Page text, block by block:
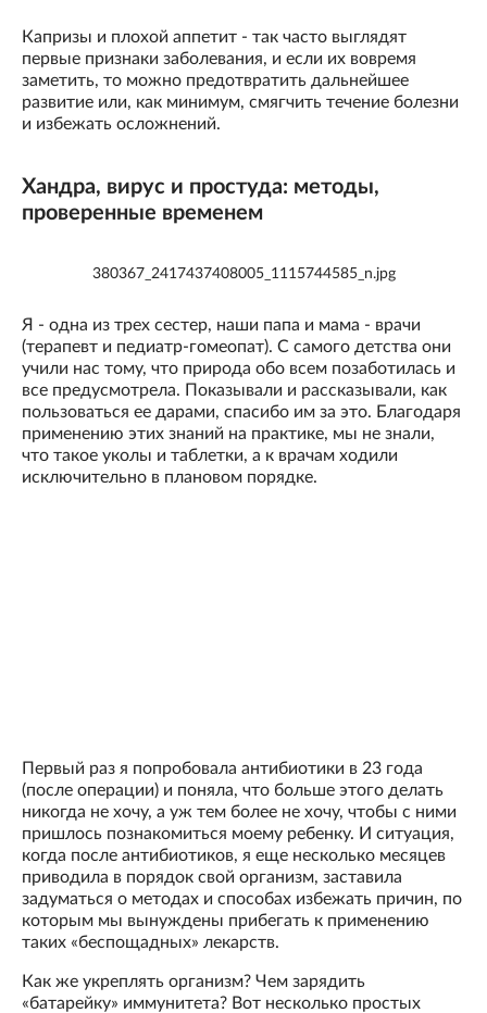
Капризы и плохой аппетит - так часто выглядят
первые признаки заболевания, и если их вовремя
заметить, то можно предотвратить дальнейшее
развитие или, как минимум, смягчить течение болезни
и избежать осложнений.
Хандра, вирус и простуда: методы,
проверенные временем
380367_2417437408005_1115744585_n.jpg
Я - одна из трех сестер, наши папа и мама - врачи
(терапевт и педиатр-гомеопат). С самого детства они
учили нас тому, что природа обо всем позаботилась и
все предусмотрела. Показывали и рассказывали, как
пользоваться ее дарами, спасибо им за это. Благодаря
применению этих знаний на практике, мы не знали,
что такое уколы и таблетки, а к врачам ходили
исключительно в плановом порядке.
Первый раз я попробовала антибиотики в 23 года
(после операции) и поняла, что больше этого делать
никогда не хочу, а уж тем более не хочу, чтобы с ними
пришлось познакомиться моему ребенку. И ситуация,
когда после антибиотиков, я еще несколько месяцев
приводила в порядок свой организм, заставила
задуматься о методах и способах избежать причин, по
которым мы вынуждены прибегать к применению
таких «беспощадных» лекарств.
Как же укреплять организм? Чем зарядить
«батарейку» иммунитета? Вот несколько простых